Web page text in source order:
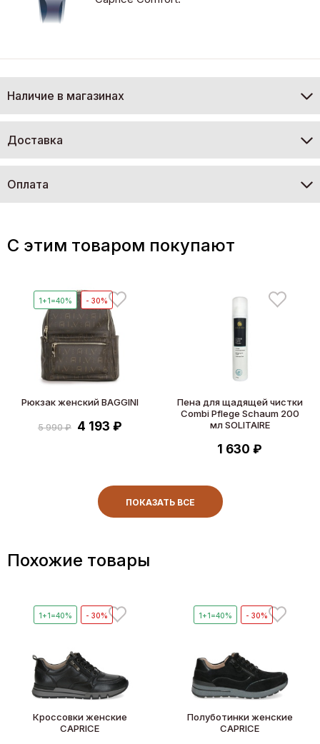
Наличие в магазинах
Доставка
Оплата
C этим товаром покупают
1+1=40% - 30%
Рюкзак женский BAGGINI
5 990 ₽ 4 193 ₽
Пена для щадящей чистки
Combi Pflege Schaum 200
мл SOLITAIRE
1 630 ₽
ПОКАЗАТЬ ВСЕ
Похожие товары
1+1=40% - 30%
Кроссовки женские
CAPRICE
1+1=40% - 30%
Полуботинки женские
CAPRICE